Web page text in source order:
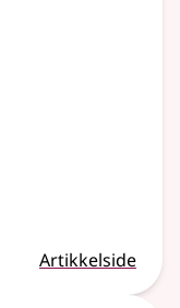
Artikkelside